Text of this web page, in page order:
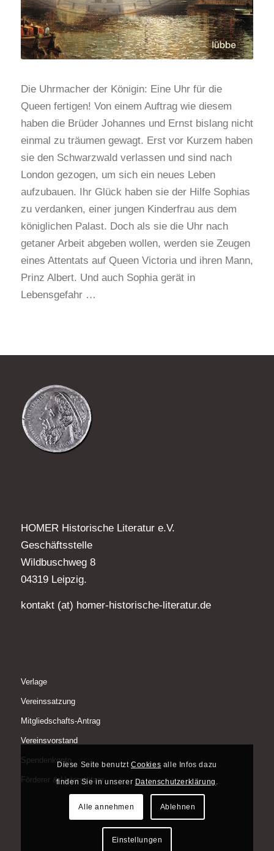
Die Uhrmacher der Königin: Eine Uhr für die
Queen fertigen! Von einem Auftrag wie diesem
haben die Brüder Johannes und Ernst bislang nicht
einmal zu träumen gewagt. Erst vor Kurzem haben
sie den Schwarzwald verlassen und sind nach
London gezogen, um sich ein neues Leben
aufzubauen. Ihr Glück haben sie der Hilfe Sophias
zu verdanken, einer jungen Kinderfrau aus dem
königlichen Palast. Doch als sie die Uhr nach
getaner Arbeit abgeben wollen, werden sie Zeugen
eines Attentats auf Queen Victoria und ihren Mann,
Prinz Albert. Und auch Sophia gerät in
Lebensgefahr …
HOMER Historische Literatur e.V.
Geschäftsstelle
Wildbuschweg 8
04319 Leipzig.
kontakt (at) homer-historische-literatur.de
Verlage
Vereinssatzung
Mitgliedschafts-Antrag
Vereinsvorstand
Spendenkonto
Förderer & Unterstützer
Diese Seite benutztCookies alle Infos dazu
finden Sie in unserer Datenschutzerklärung
Alle annehmen Ablehnen
Einstellungen